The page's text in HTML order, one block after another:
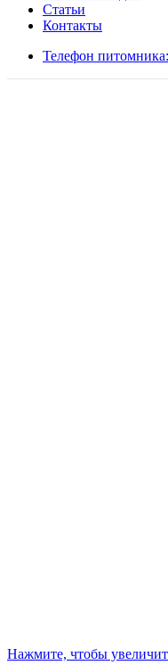
Статьи
Контакты
Телефон
Нажмите, чтобы